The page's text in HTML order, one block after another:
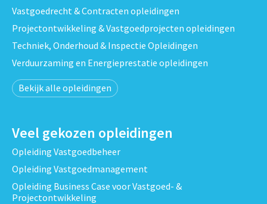
Vastgoedrecht & Contracten opleidingen
Projectontwikkeling & Vastgoedprojecten opleidingen
Techniek, Onderhoud & Inspectie Opleidingen
Verduurzaming en Energieprestatie opleidingen
Bekijk alle opleidingen
Veel gekozen opleidingen
Opleiding Vastgoedbeheer
Opleiding Vastgoedmanagement
Opleiding Business Case voor Vastgoed- &
Projectontwikkeling